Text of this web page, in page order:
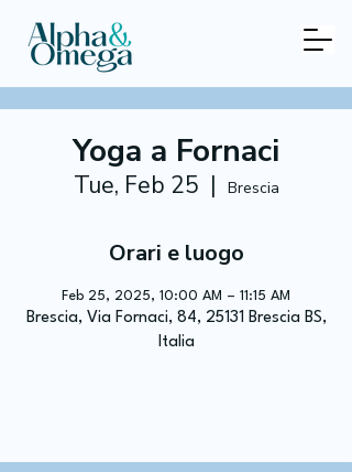
Yoga a Fornaci
Tue, Feb 25
  |
Brescia
Orari e luogo
Feb 25, 2025, 10:00 AM – 11:15 AM
Brescia, Via Fornaci, 84, 25131 Brescia BS,
Italia